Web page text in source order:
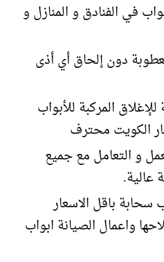
في الفنادق و المنازل و
دون إلحاق أي أذى
المركبة للأبواب
الكويت محترف
و التعامل مع جميع
عالية.
باقل الاسعار
واعمال الصيانة ابواب